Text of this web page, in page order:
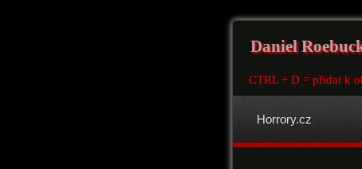
Daniel
CTRL + D = přidat k
Horrory.cz